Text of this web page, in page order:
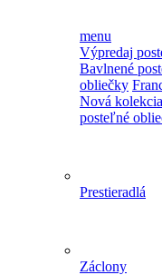
menu
Výpredaj
Bavlnené
obliečky
Nová kolekcia
posteľné
Prestieradlá
Záclony